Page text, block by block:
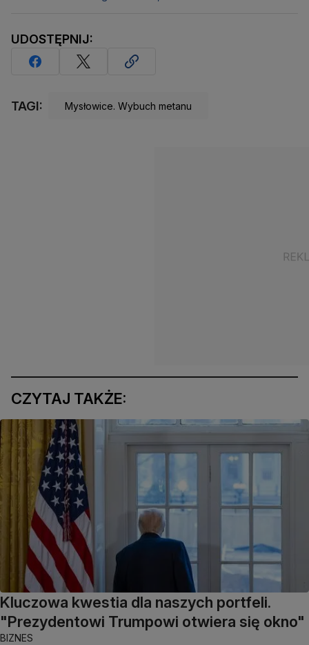
UDOSTĘPNIJ:
TAGI: Mysłowice. Wybuch metanu
CZYTAJ TAKŻE:
Kluczowa kwestia dla naszych portfeli.
"Prezydentowi Trumpowi otwiera się okno"
BIZNES